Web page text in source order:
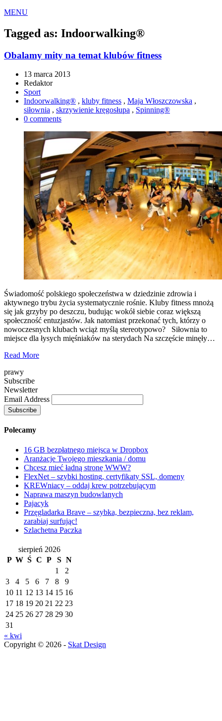
MENU
Tagged as: Indoorwalking®
Obalamy mity na temat klubów fitness
13 marca 2013
Redaktor
Sport
Indoorwalking® , kluby fitness , Maja Włoszczowska ,
siłownia , skrzywienie kręgosłupa , Spinning®
0 comments
Świadomość polskiego społeczeństwa w dziedzinie zdrowia i
aktywnego trybu życia systematycznie rośnie. Kluby fitness mnożą
się jak grzyby po deszczu, budując wokół siebie coraz większą
społeczność entuzjastów. Jak natomiast przekonać tych, którzy o
nowoczesnych klubach wciąż myślą stereotypowo? Siłownia to
miejsce dla łysych mięśniaków na sterydach Na szczęście minęły…
Read More
prawy
Subscribe
Newsletter
Email Address
Polecamy
16 GB bezpłatnego miejsca w Dropbox
Aranżacje Twojego mieszkania / domu
Chcesz mieć ładną stronę WWW?
FlexNet – szybki hosting, certyfikaty SSL, domeny
KREWniacy – oddaj krew potrzebującym
Naprawa maszyn budowlanych
Pajacyk
Przęgladarka Brave – szybka, bezpieczna, bez reklam,
zarabiaj surfując!
Szlachetna Paczka
sierpień 2026
P W Ś C P S N
1
2
3
4 5 6 7 8
9
10 11 12 13 14 15 16
17 18 19 20 21 22 23
24 25 26 27 28 29 30
31
« kwi
Copyright © 2026 - Skat Design